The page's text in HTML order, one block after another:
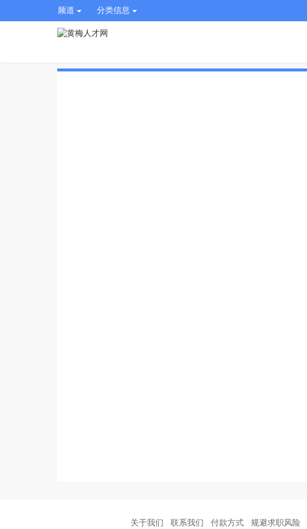
频道 分类信息
关于我们 联系我们 付款方式 规避求职风险